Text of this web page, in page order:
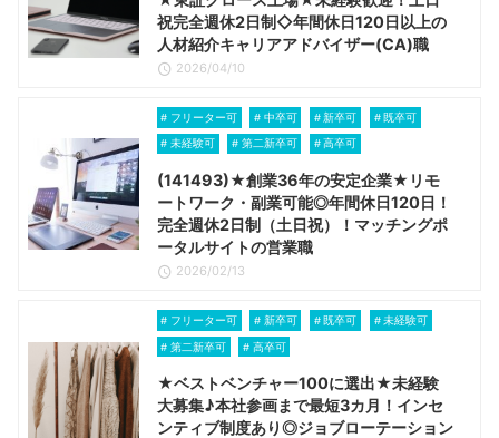
祝完全週休2日制◇年間休日120日以上の
人材紹介キャリアアドバイザー(CA)職
2026/04/10
フリーター可 中卒可 新卒可 既卒可
未経験可 第二新卒可 高卒可
(141493)★創業36年の安定企業★リモ
ートワーク・副業可能◎年間休日120日！
完全週休2日制（土日祝）！マッチングポ
ータルサイトの営業職
2026/02/13
フリーター可 新卒可 既卒可 未経験可
第二新卒可 高卒可
★ベストベンチャー100に選出★未経験
大募集♪本社参画まで最短3カ月！インセ
ンティブ制度あり◎ジョブローテーション